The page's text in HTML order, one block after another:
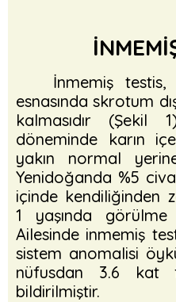
İnmemiş testis,
esnasında skrotum
kalmasıdır (Şekil
döneminde karın
yakın normal
Yenidoğanda %5
içinde kendiliğinden
1 yaşında görülme
Ailesinde inmemiş
sistem anomalisi
nüfusdan 3.6 kat
bildirilmiştir.